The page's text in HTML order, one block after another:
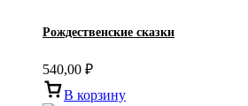
Рождественские сказки
540,00 ₽
В корзину